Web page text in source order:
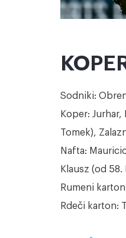
Sodniki:
Koper:
Tomek),
Nafta:
Klausz (od 58.
Rumeni
Rdeči karton: